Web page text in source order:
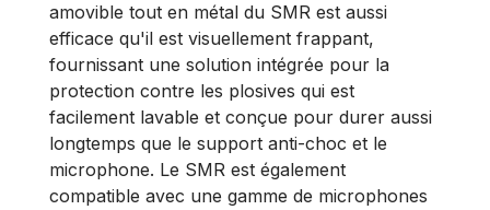
amovible tout en métal du SMR est aussi
efficace qu'il est visuellement frappant,
fournissant une solution intégrée pour la
protection contre les plosives qui est
facilement lavable et conçue pour durer aussi
longtemps que le support anti-choc et le
microphone. Le SMR est également
compatible avec une gamme de microphones